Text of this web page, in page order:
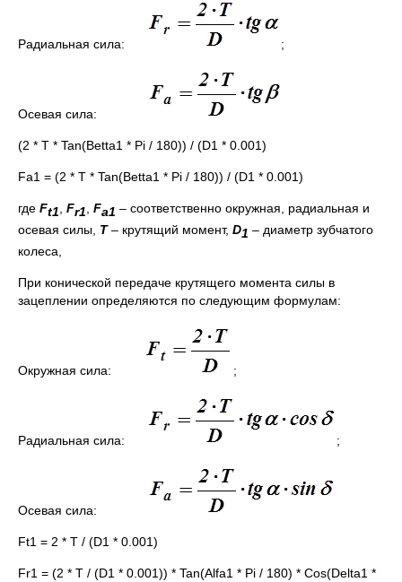
Радиальная сила: ;
Осевая сила:
(2 * T * Tan(Betta1 * Pi / 180)) / (D1 * 0.001)
Fa1 = (2 * T * Tan(Betta1 * Pi / 180)) / (D1 * 0.001)
где Ft1 Fr1 Fa1 – соответственно окружная, радиальная и
осевая силы, T– крутящий момент, D1 – диаметр зубчатого
колеса,
При конической передаче крутящего момента силы в
зацеплении определяются по следующим формулам:
Окружная сила: ;
Радиальная сила: ;
Осевая сила:
Ft1 = 2 * T / (D1 * 0.001)
Fr1 = (2 * T / (D1 * 0.001)) * Tan(Alfa1 * Pi / 180) * Cos(Delta1 *